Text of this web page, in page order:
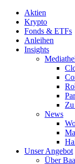
Aktien
Krypto
Fonds & ETFs
Anleihen
Insights
News
Unser Angebot
Über